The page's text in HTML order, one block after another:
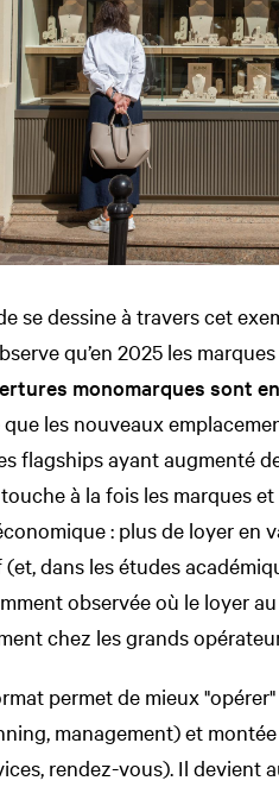
se dessine à travers cet
qu’en 2025 les
monomarques sont
que les nouveaux
flagships ayant augmenté
à la fois les marques
: plus de loyer en
dans les études
observée où le loyer
chez les grands
permet de mieux
management) et montée
rendez-vous). Il devient